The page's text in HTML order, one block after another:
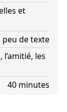
et
peu de texte
les
40 minutes